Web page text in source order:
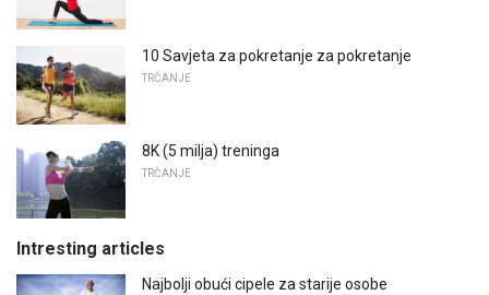
10 Savjeta za pokretanje za pokretanje
TRČANJE
8K (5 milja) treninga
TRČANJE
Intresting articles
Najbolji obući cipele za starije osobe